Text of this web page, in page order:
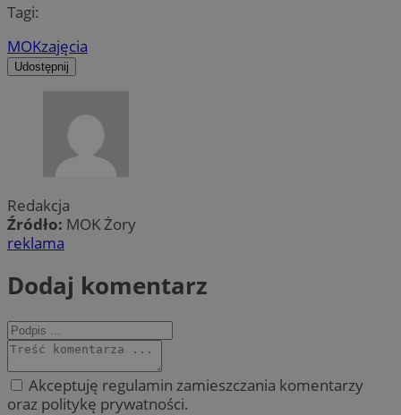
Tagi:
MOKzajęcia
Udostępnij
Redakcja
Źródło: MOK Żory
reklama
Dodaj komentarz
Akceptuję regulamin zamieszczania komentarzy
oraz politykę prywatności.